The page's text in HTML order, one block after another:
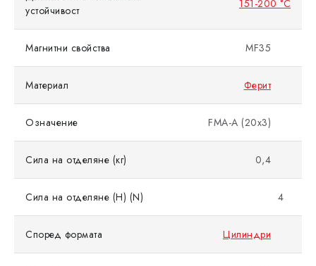
устойчивост
151-200 °C
Магнитни свойства MF35
Материал Ферит
Означение FMA-A (20x3)
Сила на отделяне (кг) 0,4
Сила на отделяне (Н) (N) 4
Според формата Цилиндри